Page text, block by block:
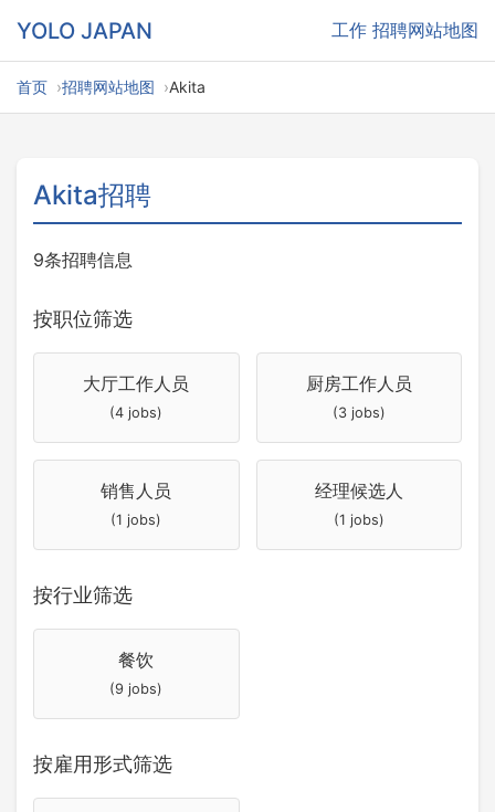
YOLO JAPAN 工作 招聘网站地图
首页 招聘网站地图 Akita
Akita招聘
9条招聘信息
按职位筛选
大厅工作人员
(4 jobs)
厨房工作人员
(3 jobs)
销售人员
(1 jobs)
经理候选人
(1 jobs)
按行业筛选
餐饮
(9 jobs)
按雇用形式筛选